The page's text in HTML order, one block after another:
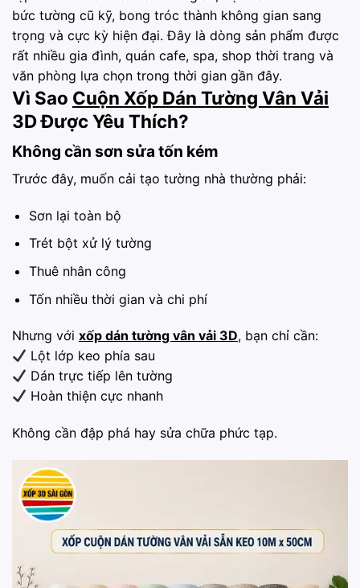
bức tường cũ kỹ, bong tróc thành không gian sang
trọng và cực kỳ hiện đại. Đây là dòng sản phẩm được
rất nhiều gia đình, quán cafe, spa, shop thời trang và
văn phòng lựa chọn trong thời gian gần đây.
Vì Sao Cuộn Xốp Dán Tường Vân Vải
3D Được Yêu Thích?
Không cần sơn sửa tốn kém
Trước đây, muốn cải tạo tường nhà thường phải:
Sơn lại toàn bộ
Trét bột xử lý tường
Thuê nhân công
Tốn nhiều thời gian và chi phí
Nhưng với xốp dán tường vân vải 3D, bạn chỉ cần:
Lột lớp keo phía sau
Dán trực tiếp lên tường
Hoàn thiện cực nhanh
Không cần đập phá hay sửa chữa phức tạp.